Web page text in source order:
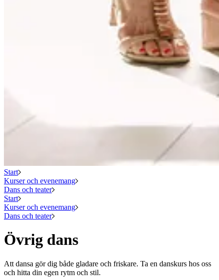
Start
Kurser och evenemang
Dans och teater
Start
Kurser och evenemang
Dans och teater
Övrig dans
Att dansa gör dig både gladare och friskare. Ta en danskurs hos oss
och hitta din egen rytm och stil.